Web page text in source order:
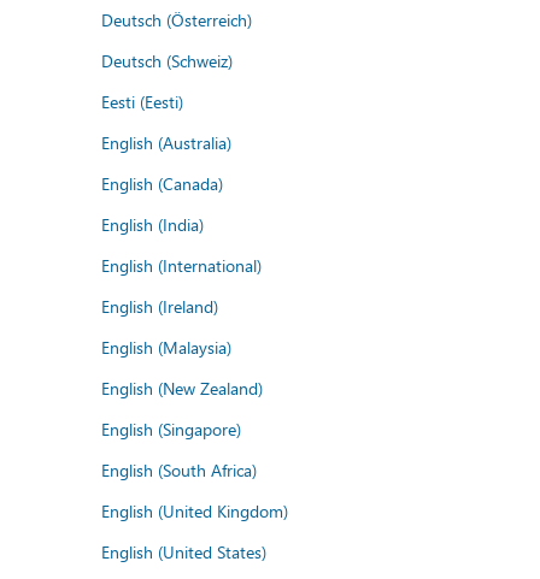
Deutsch (Österreich)
Deutsch (Schweiz)
Eesti (Eesti)
English (Australia)
English (Canada)
English (India)
English (International)
English (Ireland)
English (Malaysia)
English (New Zealand)
English (Singapore)
English (South Africa)
English (United Kingdom)
English (United States)